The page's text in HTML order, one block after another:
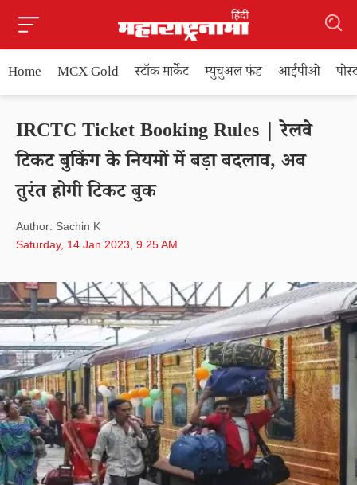
Home MCX Gold स्टॉक मार्केट म्युचुअल फंड आईपीओ
IRCTC Ticket Booking Rules | रेलवे
टिकट बुकिंग के नियमों में बड़ा बदलाव, अब
तुरंत होगी टिकट बुक
Author: Sachin K
Saturday, 14 Jan 2023, 9.25 AM